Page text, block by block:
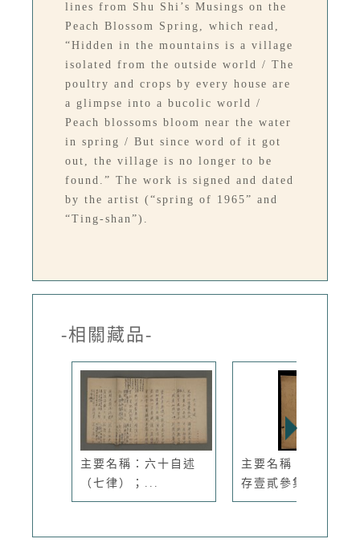
lines from Shu Shi’s Musings on the
Peach Blossom Spring, which read,
“Hidden in the mountains is a village
isolated from the outside world / The
poultry and crops by every house are
a glimpse into a bucolic world /
Peach blossoms bloom near the water
in spring / But since word of it got
out, the village is no longer to be
found.” The work is signed and dated
by the artist (“spring of 1965” and
“Ting-shan”).
-相關藏品-
主要名稱：六十自述
（七律）；...
主要名稱：一吼居詩
存壹貳參集